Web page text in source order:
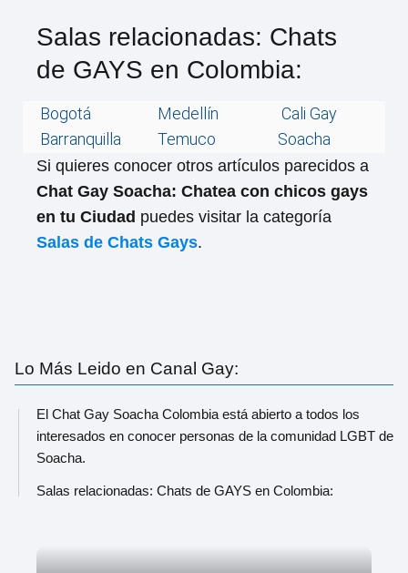
Salas relacionadas: Chats
de GAYS en Colombia:
Bogotá Medellín
Cali Gay
Barranquilla
Temuco Soacha
Si quieres conocer otros artículos parecidos a
Chat Gay Soacha: Chatea con chicos gays
en tu Ciudad puedes visitar la categoría
Salas de Chats Gays.
Lo Más Leido en Canal Gay:
El Chat Gay Soacha Colombia está abierto a todos los
interesados en conocer personas de la comunidad LGBT de
Soacha.
Salas relacionadas: Chats de GAYS en Colombia: